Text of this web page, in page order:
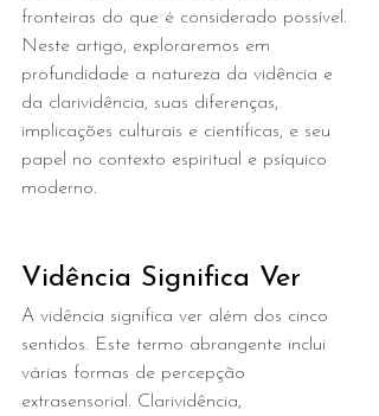
fronteiras do que é considerado possível.
Neste artigo, exploraremos em
profundidade a natureza da vidência e
da clarividência, suas diferenças,
implicações culturais e científicas, e seu
papel no contexto espiritual e psíquico
moderno.
Vidência Significa Ver
A vidência significa ver além dos cinco
sentidos. Este termo abrangente inclui
várias formas de percepção
extrasensorial. Clarividência,